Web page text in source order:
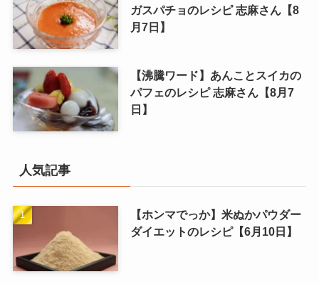
ガスパチョのレシピ 志麻さん【8
月7日】
【沸騰ワード】あんことスイカの
パフェのレシピ 志麻さん【8月7
日】
人気記事
【ホンマでっか】米ぬかパウダー
ダイエットのレシピ【6月10日】